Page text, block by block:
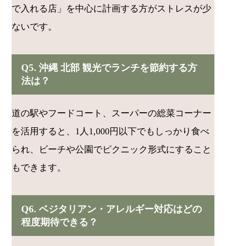
で入れる店」を中心に計画する方がストレスが少
ないです。
Q5. 沖縄 北部 観光でランチを節約する方
法は？
道の駅やフードコート、スーパーの総菜コーナー
を活用すると、1人1,000円以下でもしっかり食べ
られ、ビーチや公園でピクニック形式にすること
もできます。
Q6. ベジタリアン・アレルギー対応はどの
程度期待できる？